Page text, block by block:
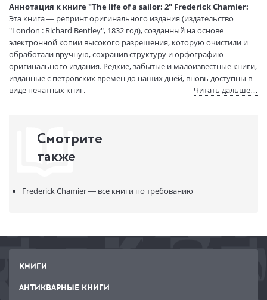
Аннотация к книге "The life of a sailor: 2" Frederick Chamier:
Эта книга — репринт оригинального издания (издательство
"London : Richard Bentley", 1832 год), созданный на основе
электронной копии высокого разрешения, которую очистили и
обработали вручную, сохранив структуру и орфографию
оригинального издания. Редкие, забытые и малоизвестные книги,
изданные с петровских времен до наших дней, вновь доступны в
виде печатных книг.
Читать дальше…
Смотрите
также
Frederick Chamier — все книги по требованию
КНИГИ
АНТИКВАРНЫЕ КНИГИ